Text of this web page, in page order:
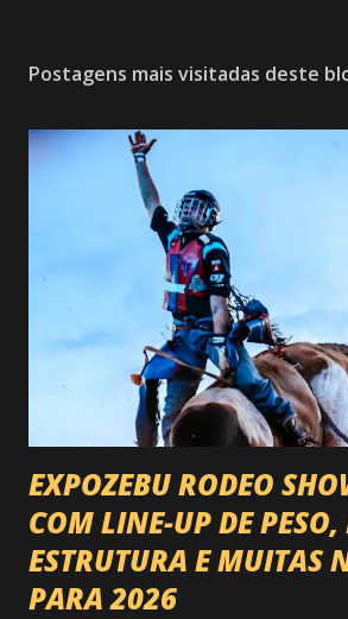
Postagens mais visitadas deste
EXPOZEBU RODEO
COM LINE-UP DE PESO,
ESTRUTURA E MUITAS
PARA 2026